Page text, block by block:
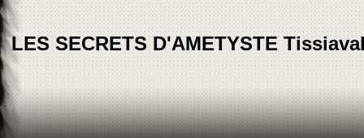
LES SECRETS D'AMETYSTE